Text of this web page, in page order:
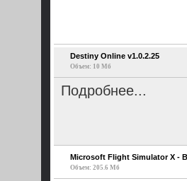
Destiny Online v1.0.2.25
Объем: 10 Мб
Подробнее...
Microsoft Flight Simulator X -
Объем: 205.6 Мб